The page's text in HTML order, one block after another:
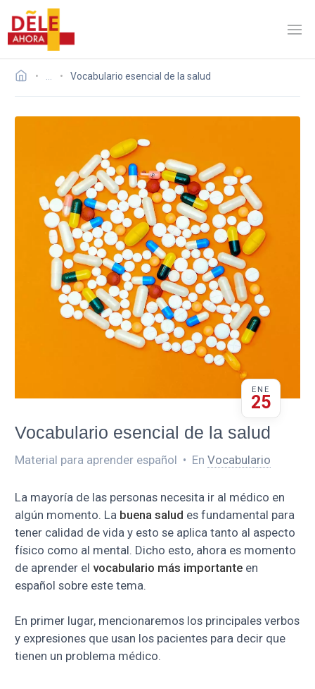
Vocabulario esencial de la salud
ENE
25
Vocabulario esencial de la salud
Material para aprender español • En Vocabulario
La mayoría de las personas necesita ir al médico en
algún momento. La buena salud es fundamental para
tener calidad de vida y esto se aplica tanto al aspecto
físico como al mental. Dicho esto, ahora es momento
de aprender el vocabulario más importante en
español sobre este tema.
En primer lugar, mencionaremos los principales verbos
y expresiones que usan los pacientes para decir que
tienen un problema médico.